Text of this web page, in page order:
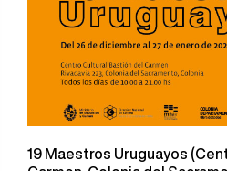
19 Maestros Uruguayos